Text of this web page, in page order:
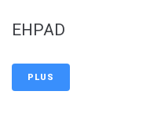
EHPAD
PLUS